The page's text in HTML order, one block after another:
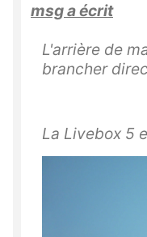
msg a écrit
L'arrière de
brancher
La Livebox 5